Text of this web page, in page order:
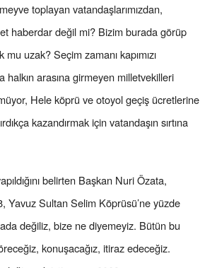
toplayan vatandaşlarımızdan,
haberdar değil mi? Bizim burada görüp
uzak? Seçim zamanı kapımızı
halkın arasına girmeyen milletvekilleri
Hele köprü ve otoyol geçiş ücretlerine
kazandırmak için vatandaşın sırtına
belirten Başkan Nuri Özata,
Yavuz Sultan Selim Köprüsü’ne yüzde
değiliz, bize ne diyemeyiz. Bütün bu
konuşacağız, itiraz edeceğiz.